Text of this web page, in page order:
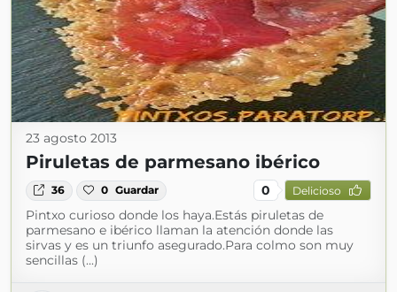
23 agosto 2013
Piruletas de parmesano ibérico
36 0 Guardar 0 Delicioso
Pintxo curioso donde los haya.Estás piruletas de
parmesano e ibérico llaman la atención donde las
sirvas y es un triunfo asegurado.Para colmo son muy
sencillas (...)